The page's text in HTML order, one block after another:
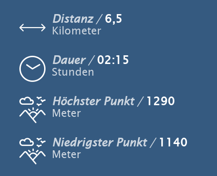
Distanz
6,5
Kilometer
Dauer 02:15
Stunden
Höchster Punkt 1290
Meter
Niedrigster Punkt 1140
Meter